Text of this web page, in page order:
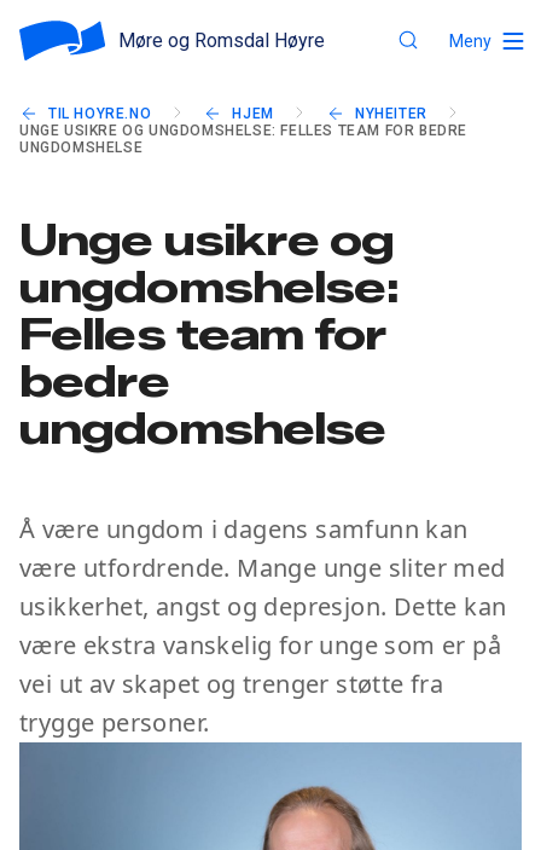
Møre og Romsdal Høyre Meny
TIL HOYRE.NO HJEM
NYHEITER
UNGE USIKRE OG UNGDOMSHELSE: FELLES TEAM FOR BEDRE
UNGDOMSHELSE
Unge usikre og
ungdomshelse:
Felles team for
bedre
ungdomshelse
Å være ungdom i dagens samfunn kan
være utfordrende. Mange unge sliter med
usikkerhet, angst og depresjon. Dette kan
være ekstra vanskelig for unge som er på
vei ut av skapet og trenger støtte fra
trygge personer.